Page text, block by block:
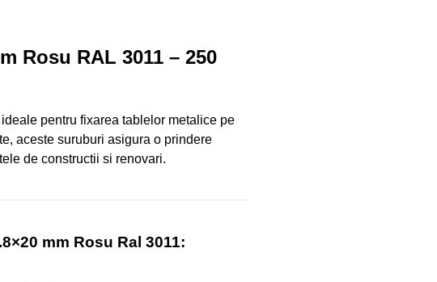
Rosu RAL 3011 – 250
pentru fixarea tablelor metalice pe
aceste suruburi asigura o prindere
de constructii si renovari.
mm Rosu Ral 3011: